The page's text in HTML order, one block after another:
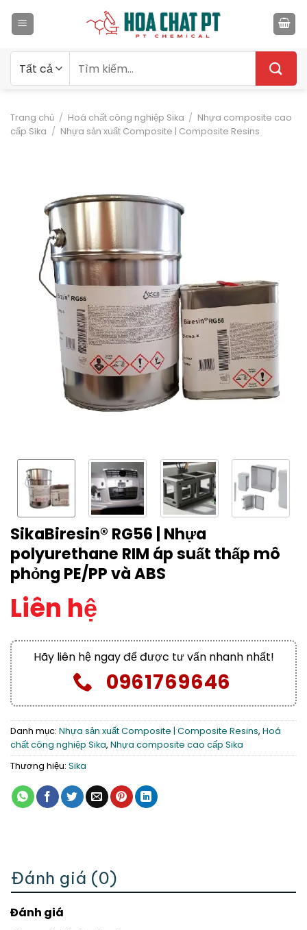
qua
kiếm:
Trang chủ / Hoá chất công nghiệp Sika / Nhựa composite cao
cấp Sika / Nhựa sản xuất Composite | Composite Resins
SikaBiresin® RG56 | Nhựa
polyurethane RIM áp suất thấp mô
phỏng PE/PP và ABS
Liên hệ
Hãy liên hệ ngay để được tư vấn nhanh nhất!
0961769646
Danh mục: Nhựa sản xuất Composite | Composite Resins, Hoá
chất công nghiệp Sika, Nhựa composite cao cấp Sika
Thương hiệu: Sika
Đánh giá (0)
Đánh giá